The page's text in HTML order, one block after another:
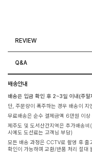
REVIEW
Q&A
배송안내
배송은 입금 확인 후 2~3일 이내(주
단, 주문량이 폭주하는 경우 배송이 지
무료배송은 순수 결제금액 6만원 이
제주도 및 도서산간지역은 추가배송
시에도 도선료는 고객님 부담)
모든 배송 과정은 CCTV로 촬영 후 출
확인이 가능하며 교환/반품 처리 절대